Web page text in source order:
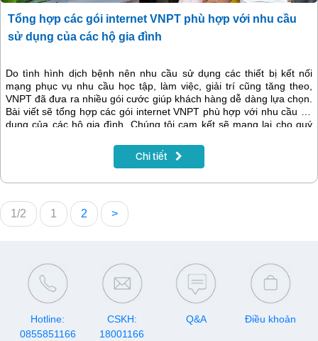
Tổng hợp các gói internet VNPT phù hợp với nhu cầu
sử dụng của các hộ gia đình
Do tình hình dịch bệnh nên nhu cầu sử dụng các thiết bị kết nối
mạng phục vụ nhu cầu học tập, làm việc, giải trí cũng tăng theo,
VNPT đã đưa ra nhiều gói cước giúp khách hàng dễ dàng lựa chọn.
Bài viết sẽ tổng hợp các gói internet VNPT phù hợp với nhu cầu sử
dụng của các hộ gia đình. Chúng tôi cam kết sẽ mạng lại cho quý
Chi tiết
1/2 1 2 >
Hotline:
0855851166
CSKH:
18001166
Q&A Điều khoản